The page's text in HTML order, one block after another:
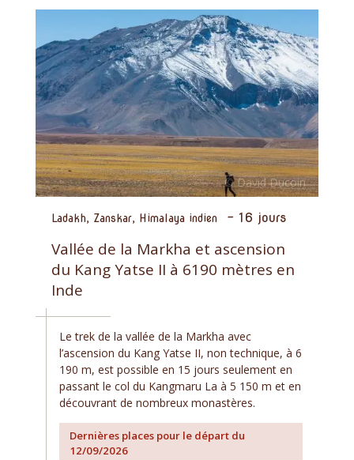
Ladakh, Zanskar, Himalaya indien - 16 jours
Vallée de la Markha et ascension
du Kang Yatse II à 6190 mètres en
Inde
Le trek de la vallée de la Markha avec
l’ascension du Kang Yatse II, non technique, à 6
190 m, est possible en 15 jours seulement en
passant le col du Kangmaru La à 5 150 m et en
découvrant de nombreux monastères.
Dernières places pour le départ du
12/09/2026